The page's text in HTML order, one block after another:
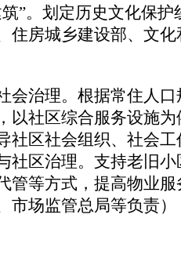
”。划定历史文化保
住房城乡建设部、文
治理。根据常住人口
以社区综合服务设施
社区社会组织、社会
社区治理。支持老旧
管等方式，提高物业
场监管总局等负责）